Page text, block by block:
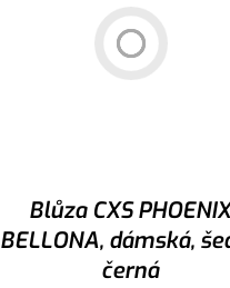
Blůza CXS PHOENIX
BELLONA, dámská,
černá